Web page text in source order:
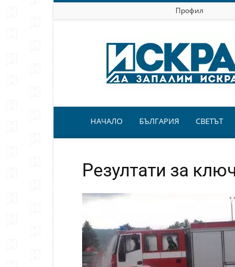
Профил
Искра.бг
НАЧАЛО БЪЛГАРИЯ СВЕТЪТ
Резултати за